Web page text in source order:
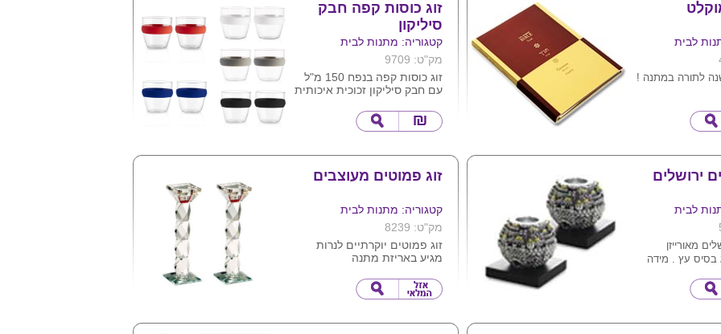
הגן.
המוצר בדרכים
לבית
באריזה
סיפורי התורה המרתקים ב – 3
המוכשר עומר
הרבה תבונה !
לסיטונאים
זוג כוסות קפה חבק
סיליקון
קטגוריה: מתנות לבית
מק"ט: 9709
זוג כוסות קפה בנפח 150 מ"ל
עם חבק סיליקון זכוכית איכותית
כל זוג מגיע באריזת מתנה
מקרטון
ניתן להדפיס לוגו ע"ג המוצר
ירושלים
לבית
מאורייזן
עץ . מידה
זוג פמוטים מעוצבים
קטגוריה: מתנות לבית
מק"ט: 8239
זוג פמוטים יוקרתיים לנרות
מגיע באריזת מתנה